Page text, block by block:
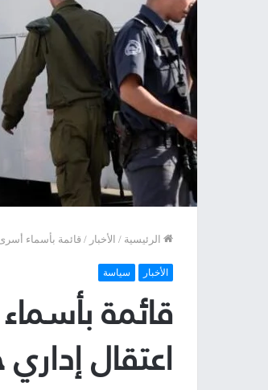
الرئيسية / الأخبار / قائمة بأسماء
الأخبار سياسة
قائمة
اعتقال